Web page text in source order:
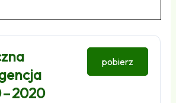
2020
pobierz